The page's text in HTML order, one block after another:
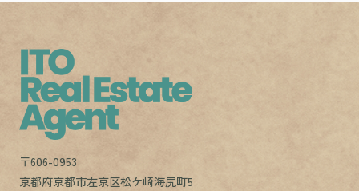
〒606-0953
京都府京都市左京区松ケ崎海尻町5